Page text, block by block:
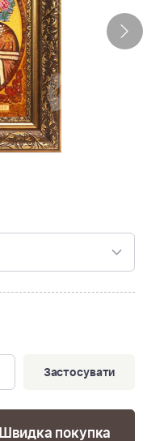
Застосувати
Швидка покупка